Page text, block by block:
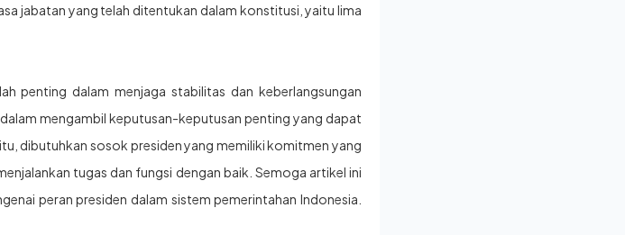
jabatan yang telah ditentukan dalam konstitusi, yaitu lima
penting dalam menjaga stabilitas dan keberlangsungan
mengambil keputusan-keputusan penting yang dapat
dibutuhkan sosok presiden yang memiliki komitmen yang
tugas dan fungsi dengan baik. Semoga artikel ini
peran presiden dalam sistem pemerintahan Indonesia.